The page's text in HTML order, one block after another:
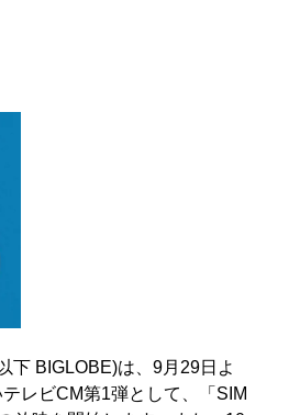
BIGLOBE)は、9月29日よ
レビCM第1弾として、「SIM